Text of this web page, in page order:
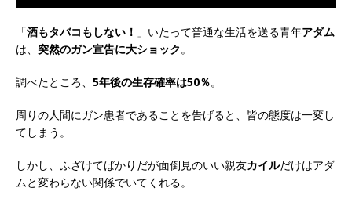
「酒もタバコもしない！ 」いたって普通な生活を送る青年アダム
は、 突然のガン宣告に大ショック。
調べたところ、 5年後の生存確率は50％。
周りの人間にガン患者であることを告げると、皆の態度は一変し
てしまう。
しかし、ふざけてばかりだが面倒見のいい親友カイルだけはアダ
ムと変わらない関係でいてくれる。